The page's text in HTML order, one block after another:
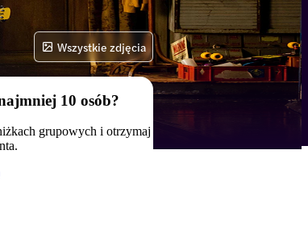
Wszystkie zdjęcia
10 osób?
grupowych i otrzymaj